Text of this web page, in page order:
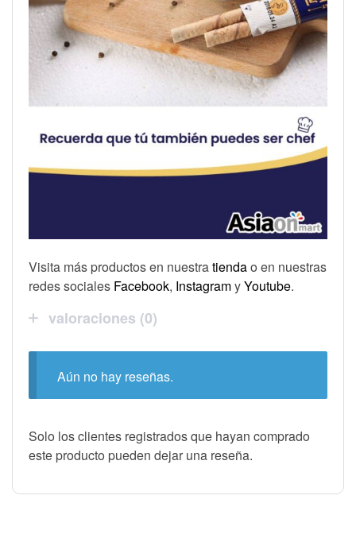
Visita más productos en nuestratiendao en nuestras
redes sociales Facebook, InstagramyYoutube.
valoraciones (0)
Aún no hay reseñas.
Solo los clientes registrados que hayan comprado
este producto pueden dejar una reseña.